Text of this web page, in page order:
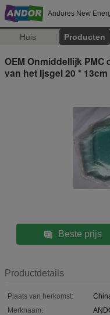
Andores New
Huis Producten
OEM Onmiddellijk PMC
van het Ijsgel 20 * 13cm
Beste prijs
Productdetails
Plaats van herkomst:
Merknaam: